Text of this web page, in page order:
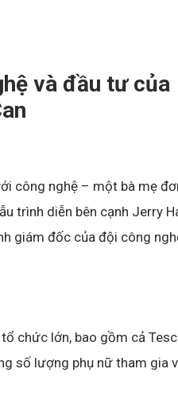
và đầu tư của
công nghệ – một bà mẹ
trình diễn bên cạnh Jerry
giám đốc của đội công
chức lớn, bao gồm cả
số lượng phụ nữ tham gia